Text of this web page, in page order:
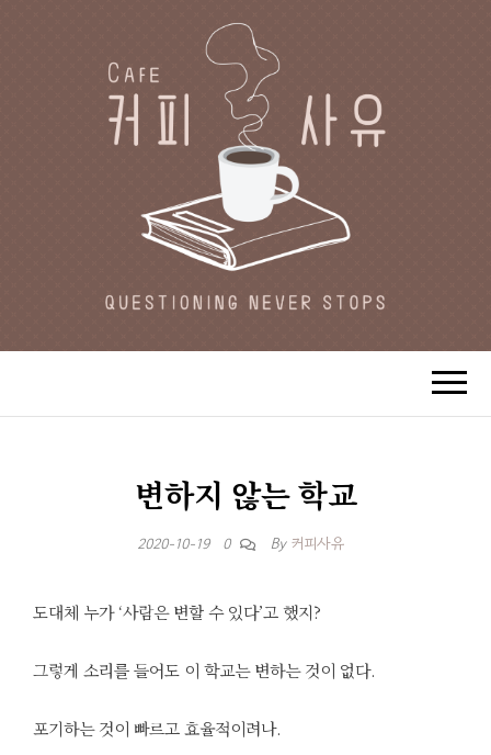
CAFE 커피사유
카페지기 커피사유의 커피와 사유(思
惟)가 있는 공간.
변하지 않는 학교
2020-10-19 0 By 커피사유
도대체 누가 ‘사람은 변할 수 있다’고 했지?
그렇게 소리를 들어도 이 학교는 변하는 것이 없다.
포기하는 것이 빠르고 효율적이려나.